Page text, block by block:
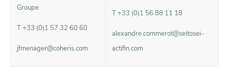
Groupe
T +33 (0)1 57 32 60 60
jfmenager@coheris.com
T +33 (0)1 56 88 11 18
alexandre.commerot@seitosei-
actifin.com